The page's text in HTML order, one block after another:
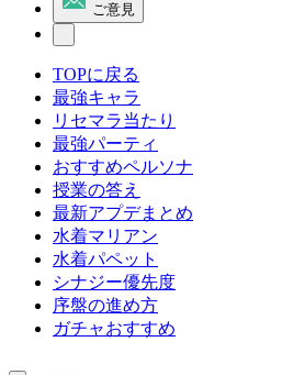
ご意見
TOPに戻る
最強キャラ
リセマラ当たり
最強パーティ
おすすめペルソナ
授業の答え
最新アプデまとめ
水着マリアン
水着パペット
シナジー優先度
序盤の進め方
ガチャおすすめ